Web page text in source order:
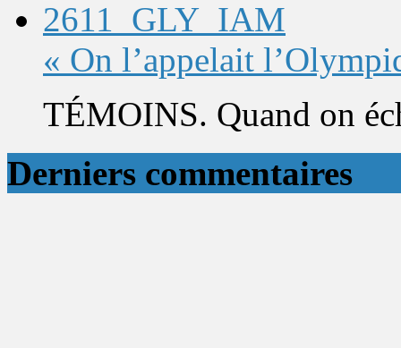
« On l’appelait
TÉMOINS. Quand on
Derniers commentaires